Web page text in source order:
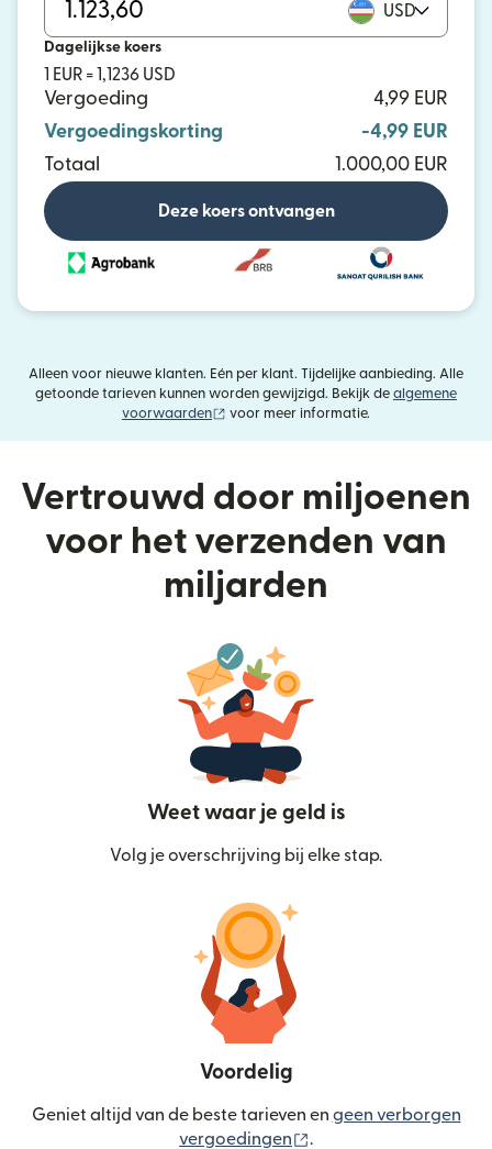
USD
Dagelijkse koers
1 EUR = 1,1236 USD
Vergoeding
4,99 EUR
Vergoedingskorting
-4,99 EUR
Totaal
1.000,00 EUR
Deze koers ontvangen
Alleen voor nieuwe klanten. Eén per klant. Tijdelijke aanbieding. Alle
getoonde tarieven kunnen worden gewijzigd. Bekijk de algemene
voorwaarden
(wordt geopend in een nieuw venster)
voor meer informatie.
Vertrouwd door miljoenen
voor het verzenden van
miljarden
Weet waar je geld is
Volg je overschrijving bij elke stap.
Voordelig
Geniet altijd van de beste tarieven en geen verborgen
vergoedingen
.